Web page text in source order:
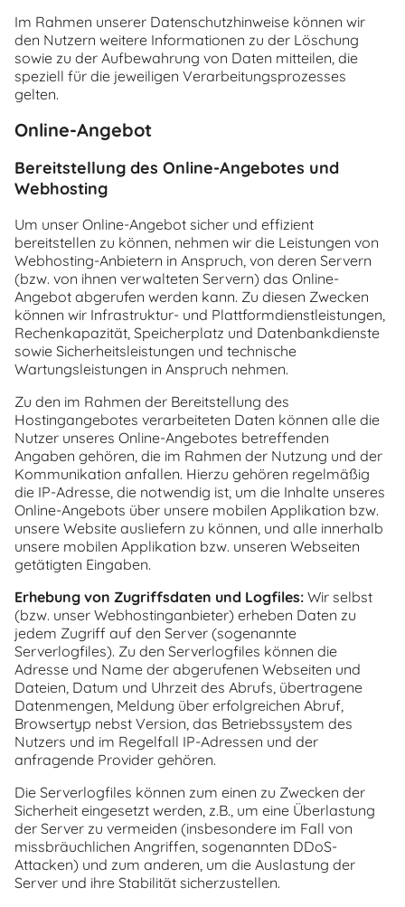
Im Rahmen unserer Datenschutzhinweise können wir
den Nutzern weitere Informationen zu der Löschung
sowie zu der Aufbewahrung von Daten mitteilen, die
speziell für die jeweiligen Verarbeitungsprozesses
gelten.
Online-Angebot
Bereitstellung des Online-Angebotes und
Webhosting
Um unser Online-Angebot sicher und effizient
bereitstellen zu können, nehmen wir die Leistungen von
Webhosting-Anbietern in Anspruch, von deren Servern
(bzw. von ihnen verwalteten Servern) das Online-
Angebot abgerufen werden kann. Zu diesen Zwecken
können wir Infrastruktur- und Plattformdienstleistungen,
Rechenkapazität, Speicherplatz und Datenbankdienste
sowie Sicherheitsleistungen und technische
Wartungsleistungen in Anspruch nehmen.
Zu den im Rahmen der Bereitstellung des
Hostingangebotes verarbeiteten Daten können alle die
Nutzer unseres Online-Angebotes betreffenden
Angaben gehören, die im Rahmen der Nutzung und der
Kommunikation anfallen. Hierzu gehören regelmäßig
die IP-Adresse, die notwendig ist, um die Inhalte unseres
Online-Angebots über unsere mobilen Applikation bzw.
unsere Website ausliefern zu können, und alle innerhalb
unsere mobilen Applikation bzw. unseren Webseiten
getätigten Eingaben.
Erhebung von Zugriffsdaten und Logfiles: Wir selbst
(bzw. unser Webhostinganbieter) erheben Daten zu
jedem Zugriff auf den Server (sogenannte
Serverlogfiles). Zu den Serverlogfiles können die
Adresse und Name der abgerufenen Webseiten und
Dateien, Datum und Uhrzeit des Abrufs, übertragene
Datenmengen, Meldung über erfolgreichen Abruf,
Browsertyp nebst Version, das Betriebssystem des
Nutzers und im Regelfall IP-Adressen und der
anfragende Provider gehören.
Die Serverlogfiles können zum einen zu Zwecken der
Sicherheit eingesetzt werden, z.B., um eine Überlastung
der Server zu vermeiden (insbesondere im Fall von
missbräuchlichen Angriffen, sogenannten DDoS-
Attacken) und zum anderen, um die Auslastung der
Server und ihre Stabilität sicherzustellen.